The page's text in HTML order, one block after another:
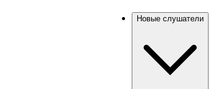
Новые слушатели